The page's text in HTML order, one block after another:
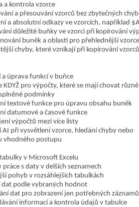
a kontrola vzorce
a přesouvání vzorců bez zbytečných chyb
a absolutní odkazy ve vzorcích, například
důležité buňky ve vzorci při kopírování
buněk a oblastí pro přehlednější vzorce
chyby, které vznikají při kopírování vzorců
a úprava funkcí v buňce
KDYŽ pro výpočty, které se mají chovat různě
podmínky
textové funkce pro úpravu obsahu buněk
datumové a časové funkce
výpočtů mezi více listy
AI při vysvětlení vzorce, hledání chyby nebo
vhodného postupu
v Microsoft Excelu
práce s daty v delších seznamech
pohyb v rozsáhlejších tabulkách
dat podle vybraných hodnot
dat pro zobrazení jen potřebných záznamů
informací a kontrola údajů v tabulce